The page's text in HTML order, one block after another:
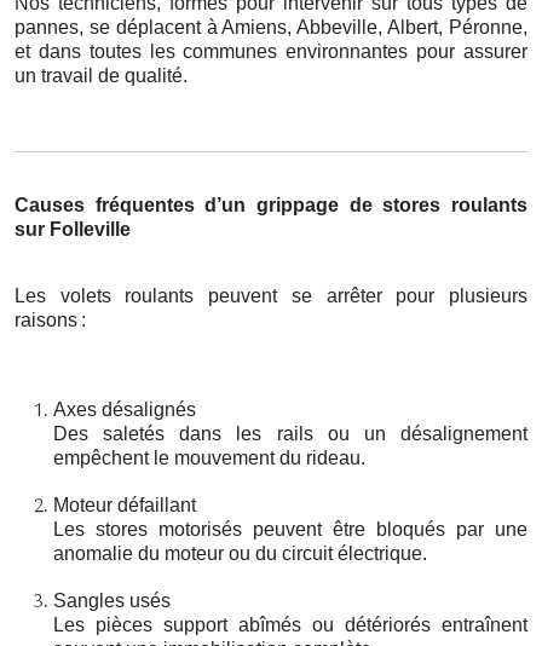
pannes, se déplacent à Amiens, Abbeville, Albert, Péronne,
et dans toutes les communes environnantes pour assurer
un travail de qualité.
Causes fréquentes d’un grippage de stores roulants
sur Folleville
Les volets roulants peuvent se arrêter pour plusieurs
raisons :
Axes désalignés
Des saletés dans les rails ou un désalignement
empêchent le mouvement du rideau.
Moteur défaillant
Les stores motorisés peuvent être bloqués par une
anomalie du moteur ou du circuit électrique.
Sangles usés
Les pièces support abîmés ou détériorés entraînent